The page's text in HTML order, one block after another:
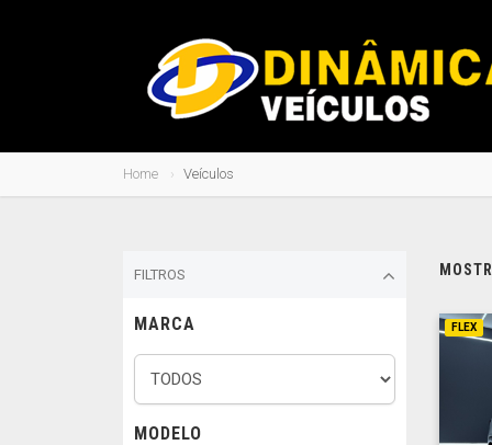
Home Veículos
FILTROS
MARCA
MODELO
FLEX